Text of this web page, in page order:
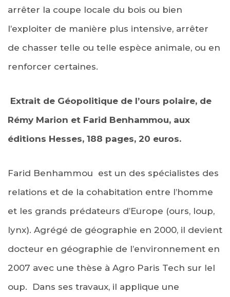
arrêter la coupe locale du bois ou bien
l’exploiter de manière plus intensive, arrêter
de chasser telle ou telle espèce animale, ou en
renforcer certaines.
Extrait de Géopolitique de l’ours polaire, de
Rémy Marion et Farid Benhammou, aux
éditions Hesses, 188 pages, 20 euros.
Farid Benhammou est un des spécialistes des
relations et de la cohabitation entre l’homme
et les grands prédateurs d’Europe (ours, loup,
lynx). Agrégé de géographie en 2000, il devient
docteur en géographie de l’environnement en
2007 avec une thèse à Agro Paris Tech sur lel
oup. Dans ses travaux, il applique une